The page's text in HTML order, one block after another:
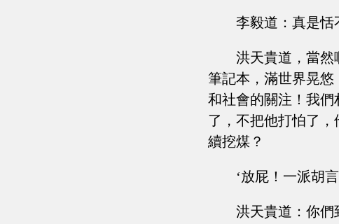
李毅道：真是恬
洪天貴道，當
筆記本，滿世界晃
和社會的關注！我
了，不把他打怕了
續挖煤？
‘放屁！一派胡
洪天貴道：你